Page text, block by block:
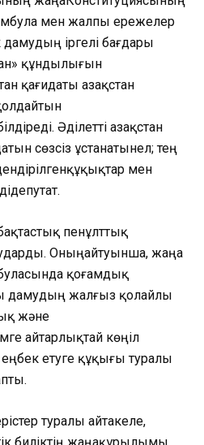
мен жалпы ережелер
дамудың іргелі бағдары
» құндылығын
қағидаты Қазақстан
Әділетті Қазақстан
сөзсіз ұстанатынел; тең
құқықтар мен
дідепутат.
пенұлттық
Оныңайтуынша, жаңа
қоғамдық
дамудың жалғыз қолайлы
және
айтарлықтай көңіл
еңбек етуге құқығы туралы
.
туралы айтакеле,